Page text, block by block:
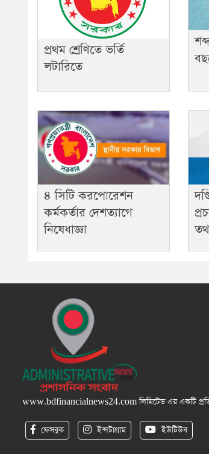
প্রথম শ্রেণিতে ভর্তি
লটারিতে
৪ সিটি করপোরেশন
কর্মকর্তার দেশত্যাগে
নিষেধাজ্ঞা
www.bdfinancialnews24.comলিমিটেড এর একটি
ফেসবুক ইন্সটাগ্রাম ইউটিউব